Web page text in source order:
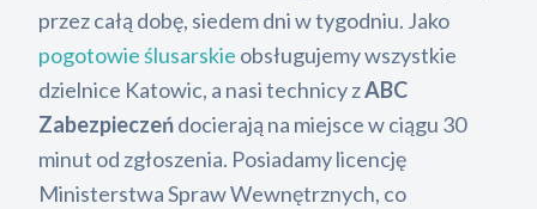
przez całą dobę, siedem dni w tygodniu. Jako
pogotowie ślusarskie obsługujemy wszystkie
dzielnice Katowic, a nasi technicy zABC
Zabezpieczeńdocierają na miejsce w ciągu 30
minut od zgłoszenia. Posiadamy licencję
Ministerstwa Spraw Wewnętrznych, co